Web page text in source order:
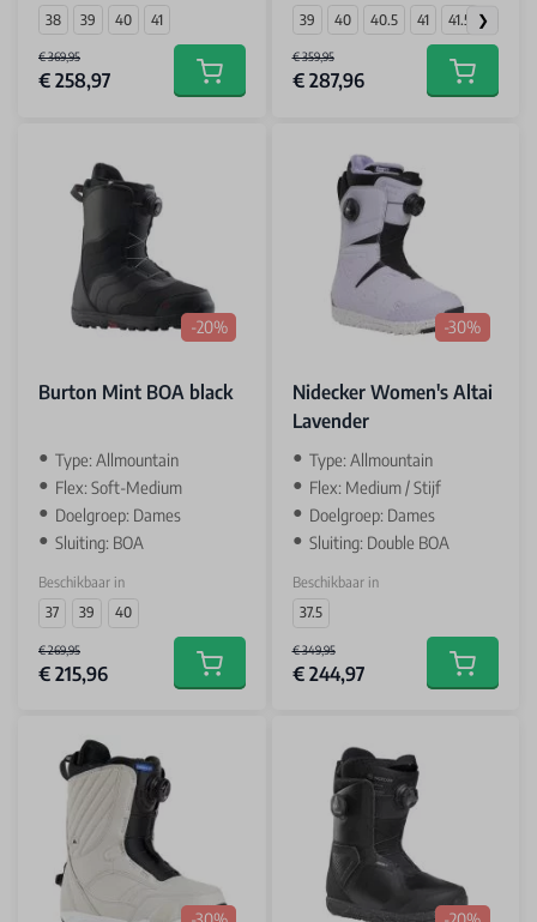
38
39 40 41
€ 369,95
€ 258,97 Add to cart
39
40 40.5 41 41.5
€ 359,95
€ 287,96 Add to
-20%
Burton Mint BOA black
Type: Allmountain
Flex: Soft-Medium
Doelgroep: Dames
Sluiting: BOA
Beschikbaar in
37
39 40
€ 269,95
€ 215,96 Add to cart
-30%
Nidecker Women's Altai
Lavender
Type: Allmountain
Flex: Medium / Stijf
Doelgroep: Dames
Sluiting: Double BOA
Beschikbaar in
37.5
€ 349,95
€ 244,97 Add to